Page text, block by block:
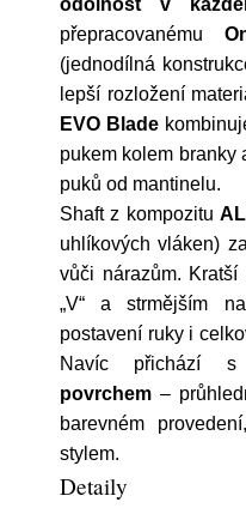
odolnost v
přepracovanému
(jednodílná
lepší rozložení
EVO Blade
pukem kolem branky
puků od mantinelu.
Shaft z kompozitu
uhlíkových vláken)
vůči nárazům.
„V“ a strmějším
postavení ruky i
Navíc přichází s
povrchem –
barevném
stylem.
Detaily